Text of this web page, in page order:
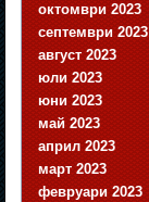
октомври 2023
септември 2023
август 2023
юли 2023
юни 2023
май 2023
април 2023
март 2023
февруари 2023